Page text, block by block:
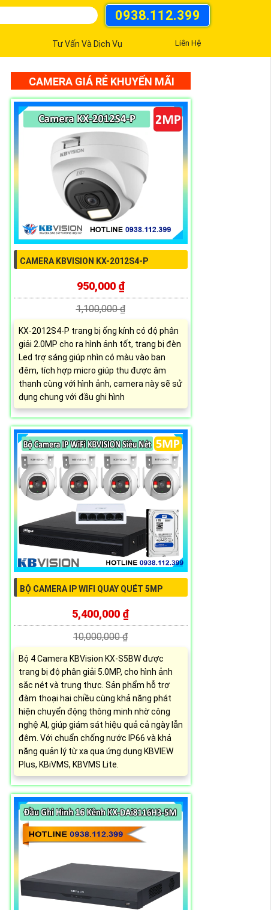
0938.112.399
Tư Vấn Và Dịch Vụ Liên Hệ
CAMERA GIÁ RẺ KHUYẾN MÃI
CAMERA KBVISION KX-2012S4-P
950,000 ₫
1,100,000 ₫
KX-2012S4-P trang bị ống kính có độ phân
giải 2.0MP cho ra hình ảnh tốt, trang bị đèn
Led trợ sáng giúp nhìn có màu vào ban
đêm, tích hợp micro giúp thu được âm
thanh cùng với hình ảnh, camera này sẽ sử
dụng chung với đầu ghi hình
BỘ CAMERA IP WIFI QUAY QUÉT 5MP
5,400,000 ₫
10,000,000 ₫
Bộ 4 Camera KBVision KX-S5BW được
trang bị độ phân giải 5.0MP, cho hình ảnh
sắc nét và trung thực. Sản phẩm hỗ trợ
đàm thoại hai chiều cùng khả năng phát
hiện chuyển động thông minh nhờ công
nghệ AI, giúp giám sát hiệu quả cả ngày lẫn
đêm. Với chuẩn chống nước IP66 và khả
năng quản lý từ xa qua ứng dụng KBVIEW
Plus, KBiVMS, KBVMS Lite.